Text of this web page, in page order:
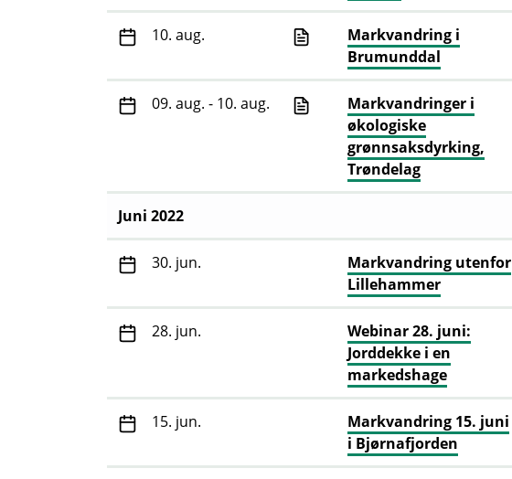
10. aug.
Markvandring i
Brumunddal
09. aug. - 10. aug.
Markvandringer i
økologiske
grønnsaksdyrking,
Trøndelag
Juni 2022
30. jun.
Markvandring utenfor
Lillehammer
28. jun.
Webinar 28. juni:
Jorddekke i en
markedshage
15. jun.
Markvandring 15. juni
i Bjørnafjorden